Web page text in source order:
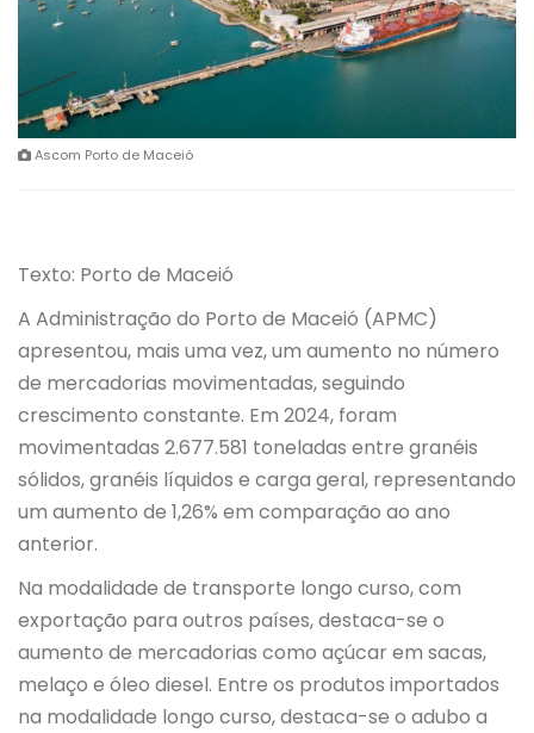
Ascom Porto de Maceió
Texto: Porto de Maceió
A Administração do Porto de Maceió (APMC)
apresentou, mais uma vez, um aumento no número
de mercadorias movimentadas, seguindo
crescimento constante. Em 2024, foram
movimentadas 2.677.581 toneladas entre granéis
sólidos, granéis líquidos e carga geral, representando
um aumento de 1,26% em comparação ao ano
anterior.
Na modalidade de transporte longo curso, com
exportação para outros países, destaca-se o
aumento de mercadorias como açúcar em sacas,
melaço e óleo diesel. Entre os produtos importados
na modalidade longo curso, destaca-se o adubo a